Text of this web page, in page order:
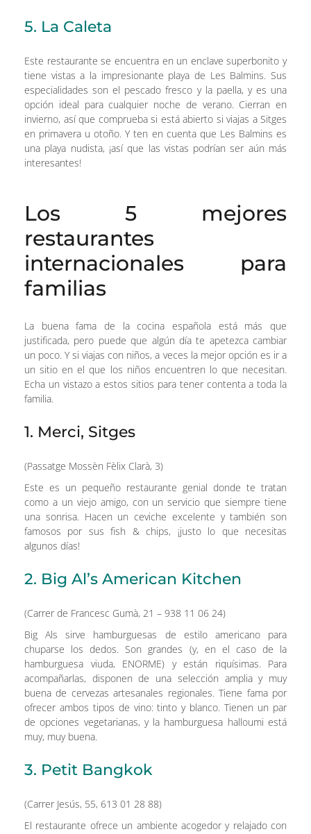
5. La Caleta
Este restaurante se encuentra en un enclave superbonito y
tiene vistas a la impresionante playa de Les Balmins. Sus
especialidades son el pescado fresco y la paella, y es una
opción ideal para cualquier noche de verano. Cierran en
invierno, así que comprueba si está abierto si viajas a Sitges
en primavera u otoño. Y ten en cuenta que Les Balmins es
una playa nudista, ¡así que las vistas podrían ser aún más
interesantes!
Los 5 mejores
restaurantes
internacionales para
familias
La buena fama de la cocina española está más que
justificada, pero puede que algún día te apetezca cambiar
un poco. Y si viajas con niños, a veces la mejor opción es ir a
un sitio en el que los niños encuentren lo que necesitan.
Echa un vistazo a estos sitios para tener contenta a toda la
familia.
1. Merci, Sitges
(Passatge Mossèn Fèlix Clarà, 3)
Este es un pequeño restaurante genial donde te tratan
como a un viejo amigo, con un servicio que siempre tiene
una sonrisa. Hacen un ceviche excelente y también son
famosos por sus fish & chips, ¡justo lo que necesitas
algunos días!
2. Big Al’s American Kitchen
(Carrer de Francesc Gumà, 21 – 938 11 06 24)
Big Als sirve hamburguesas de estilo americano para
chuparse los dedos. Son grandes (y, en el caso de la
hamburguesa viuda, ENORME) y están riquísimas. Para
acompañarlas, disponen de una selección amplia y muy
buena de cervezas artesanales regionales. Tiene fama por
ofrecer ambos tipos de vino: tinto y blanco. Tienen un par
de opciones vegetarianas, y la hamburguesa halloumi está
muy, muy buena.
3. Petit Bangkok
(Carrer Jesús, 55, 613 01 28 88)
El restaurante ofrece un ambiente acogedor y relajado con